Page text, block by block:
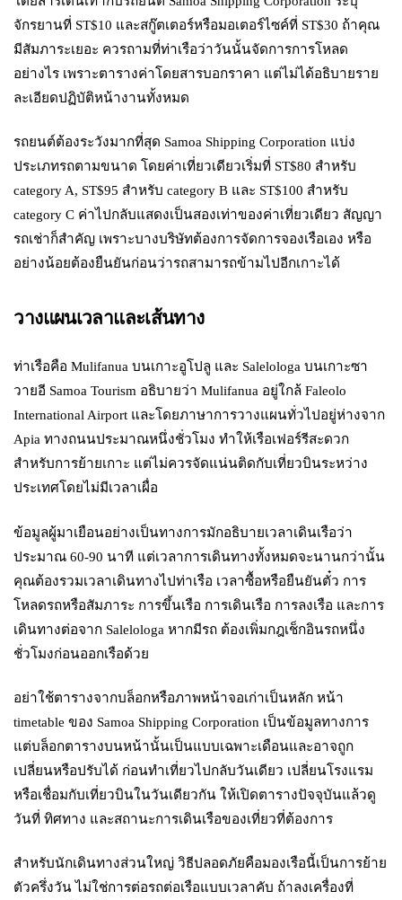
จักรยานที่ ST$10 และสกู๊ตเตอร์หรือมอเตอร์ไซค์ที่ ST$30 ถ้าคุณ
มีสัมภาระเยอะ ควรถามที่ท่าเรือว่าวันนั้นจัดการการโหลด
อย่างไร เพราะตารางค่าโดยสารบอกราคา แต่ไม่ได้อธิบายราย
ละเอียดปฏิบัติหน้างานทั้งหมด
รถยนต์ต้องระวังมากที่สุด Samoa Shipping Corporation แบ่ง
ประเภทรถตามขนาด โดยค่าเที่ยวเดียวเริ่มที่ ST$80 สำหรับ
category A, ST$95 สำหรับ category B และ ST$100 สำหรับ
category C ค่าไปกลับแสดงเป็นสองเท่าของค่าเที่ยวเดียว สัญญา
รถเช่าก็สำคัญ เพราะบางบริษัทต้องการจัดการจองเรือเอง หรือ
อย่างน้อยต้องยืนยันก่อนว่ารถสามารถข้ามไปอีกเกาะได้
วางแผนเวลาและเส้นทาง
ท่าเรือคือ Mulifanua บนเกาะอูโปลู และ Salelologa บนเกาะซา
วายอี Samoa Tourism อธิบายว่า Mulifanua อยู่ใกล้ Faleolo
International Airport และโดยภาษาการวางแผนทั่วไปอยู่ห่างจาก
Apia ทางถนนประมาณหนึ่งชั่วโมง ทำให้เรือเฟอร์รีสะดวก
สำหรับการย้ายเกาะ แต่ไม่ควรจัดแน่นติดกับเที่ยวบินระหว่าง
ประเทศโดยไม่มีเวลาเผื่อ
ข้อมูลผู้มาเยือนอย่างเป็นทางการมักอธิบายเวลาเดินเรือว่า
ประมาณ 60-90 นาที แต่เวลาการเดินทางทั้งหมดจะนานกว่านั้น
คุณต้องรวมเวลาเดินทางไปท่าเรือ เวลาซื้อหรือยืนยันตั๋ว การ
โหลดรถหรือสัมภาระ การขึ้นเรือ การเดินเรือ การลงเรือ และการ
เดินทางต่อจาก Salelologa หากมีรถ ต้องเพิ่มกฎเช็กอินรถหนึ่ง
ชั่วโมงก่อนออกเรือด้วย
อย่าใช้ตารางจากบล็อกหรือภาพหน้าจอเก่าเป็นหลัก หน้า
timetable ของ Samoa Shipping Corporation เป็นข้อมูลทางการ
แต่บล็อกตารางบนหน้านั้นเป็นแบบเฉพาะเดือนและอาจถูก
เปลี่ยนหรือปรับได้ ก่อนทำเที่ยวไปกลับวันเดียว เปลี่ยนโรงแรม
หรือเชื่อมกับเที่ยวบินในวันเดียวกัน ให้เปิดตารางปัจจุบันแล้วดู
วันที่ ทิศทาง และสถานะการเดินเรือของเที่ยวที่ต้องการ
สำหรับนักเดินทางส่วนใหญ่ วิธีปลอดภัยคือมองเรือนี้เป็นการย้าย
ตัวครึ่งวัน ไม่ใช่การต่อรถต่อเรือแบบเวลาคับ ถ้าลงเครื่องที่